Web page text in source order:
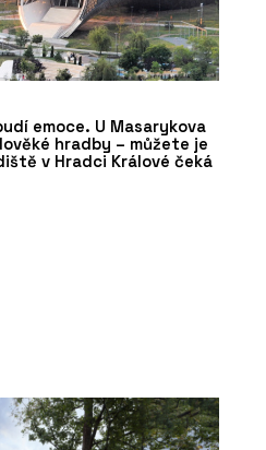
emoce. U Masarykova
hradby – můžete je
v Hradci Králové čeká